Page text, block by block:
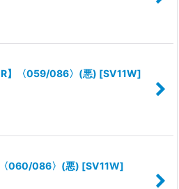
R】〈059/086〉(悪) [SV11W]
060/086〉(悪) [SV11W]